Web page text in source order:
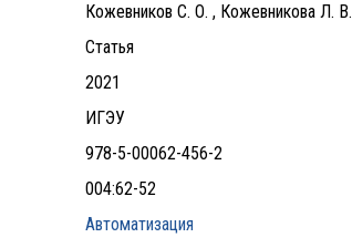
Кожевников С. О. , Кожевникова Л. В.
Статья
2021
ИГЭУ
978-5-00062-456-2
004:62-52
Автоматизация